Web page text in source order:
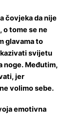
čovjeka da nije
o tome se ne
glavama to
svijetu
noge. Međutim,
jer
volimo sebe.
emotivna